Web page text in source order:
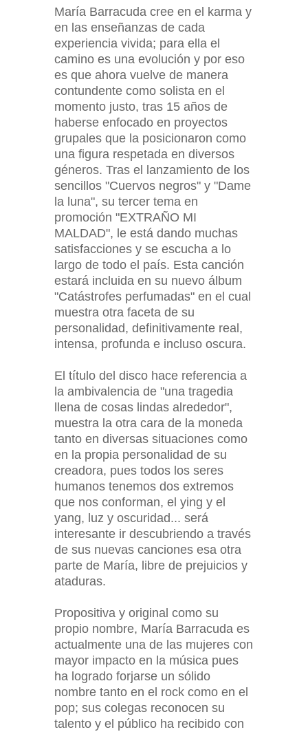
María Barracuda cree en el karma y
en las enseñanzas de cada
experiencia vivida; para ella el
camino es una evolución y por eso
es que ahora vuelve de manera
contundente como solista en el
momento justo, tras 15 años de
haberse enfocado en proyectos
grupales que la posicionaron como
una figura respetada en diversos
géneros. Tras el lanzamiento de los
sencillos "Cuervos negros" y "Dame
la luna", su tercer tema en
promoción "EXTRAÑO MI
MALDAD", le está dando muchas
satisfacciones y se escucha a lo
largo de todo el país. Esta canción
estará incluida en su nuevo álbum
"Catástrofes perfumadas" en el cual
muestra otra faceta de su
personalidad, definitivamente real,
intensa, profunda e incluso oscura.
El título del disco hace referencia a
la ambivalencia de "una tragedia
llena de cosas lindas alrededor",
muestra la otra cara de la moneda
tanto en diversas situaciones como
en la propia personalidad de su
creadora, pues todos los seres
humanos tenemos dos extremos
que nos conforman, el ying y el
yang, luz y oscuridad... será
interesante ir descubriendo a través
de sus nuevas canciones esa otra
parte de María, libre de prejuicios y
ataduras.
Propositiva y original como su
propio nombre, María Barracuda es
actualmente una de las mujeres con
mayor impacto en la música pues
ha logrado forjarse un sólido
nombre tanto en el rock como en el
pop; sus colegas reconocen su
talento y el público ha recibido con